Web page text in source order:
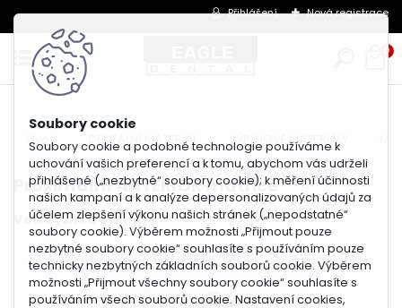
Soubory cookie a podobné technologie používáme k
uchování vašich preferencí a k tomu, abychom vás udrželi
přihlášené („nezbytné“ soubory cookie); k měření účinnosti
našich kampaní a k analýze depersonalizovaných údajů za
účelem zlepšení výkonu našich stránek („nepodstatné“
soubory cookie). Výběrem možnosti „Přijmout pouze
nezbytné soubory cookie“ souhlasíte s používáním pouze
technicky nezbytných základních souborů cookie. Výběrem
možnosti „Přijmout všechny soubory cookie“ souhlasíte s
používáním všech souborů cookie. Nastavení cookies,
Přihlášení Nová registrace
0
Úvod DENTÁLNÍ MATERIÁL VÝPLŇOVÉ MATERIÁLY
Proximální ANTERIOR matrice
Velké (šířka 9 mm)